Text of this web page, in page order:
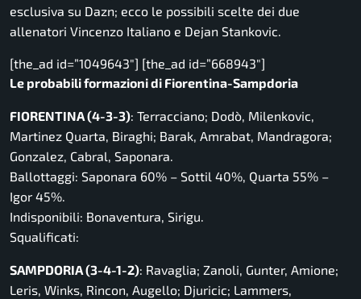
esclusiva su Dazn; ecco le possibili scelte dei due
allenatori Vincenzo Italiano e Dejan Stankovic.
[the_ad id=”1049643″] [the_ad id=”668943″]
Le probabili formazioni di Fiorentina-Sampdoria
FIORENTINA (4-3-3): Terracciano; Dodò, Milenkovic,
Martinez Quarta, Biraghi; Barak, Amrabat, Mandragora;
Gonzalez, Cabral, Saponara.
Ballottaggi: Saponara 60% – Sottil 40%, Quarta 55% –
Igor 45%.
Indisponibili: Bonaventura, Sirigu.
Squalificati:
SAMPDORIA (3-4-1-2): Ravaglia; Zanoli, Gunter, Amione;
Leris, Winks, Rincon, Augello; Djuricic; Lammers,